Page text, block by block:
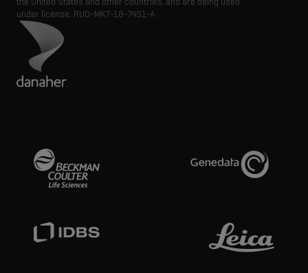
under license. RUO-MKT-18-7451-A